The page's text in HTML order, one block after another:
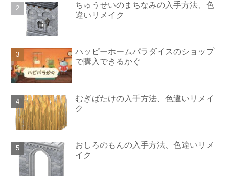
ちゅうせいのまちなみの入手方法、色
違いリメイク
ハッピーホームパラダイスのショップ
で購入できるかぐ
むぎばたけの入手方法、色違いリメイ
ク
おしろのもんの入手方法、色違いリメ
イク